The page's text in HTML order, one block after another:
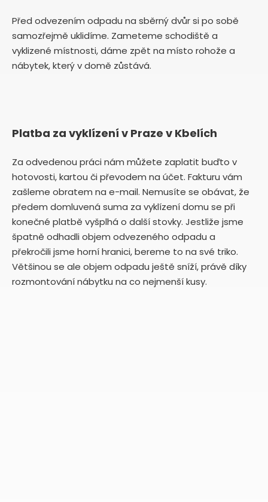
Před odvezením odpadu na sběrný dvůr si po sobě
samozřejmě uklidíme. Zameteme schodiště a
vyklizené místnosti, dáme zpět na místo rohože a
nábytek, který v domě zůstává.
Platba za vyklízení v Praze v Kbelích
Za odvedenou práci nám můžete zaplatit buďto v
hotovosti, kartou či převodem na účet. Fakturu vám
zašleme obratem na e-mail. Nemusíte se obávat, že
předem domluvená suma za vyklízení domu se při
konečné platbě vyšplhá o další stovky. Jestliže jsme
špatně odhadli objem odvezeného odpadu a
překročili jsme horní hranici, bereme to na své triko.
Většinou se ale objem odpadu ještě sníží, právě díky
rozmontování nábytku na co nejmenší kusy.